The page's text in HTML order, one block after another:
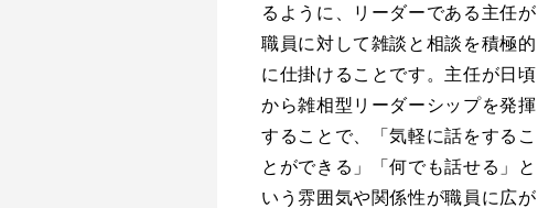
るように、リーダーである主任が
職員に対して雑談と相談を積極的
に仕掛けることです。主任が日頃
から雑相型リーダーシップを発揮
することで、「気軽に話をするこ
とができる」「何でも話せる」と
いう雰囲気や関係性が職員に広が